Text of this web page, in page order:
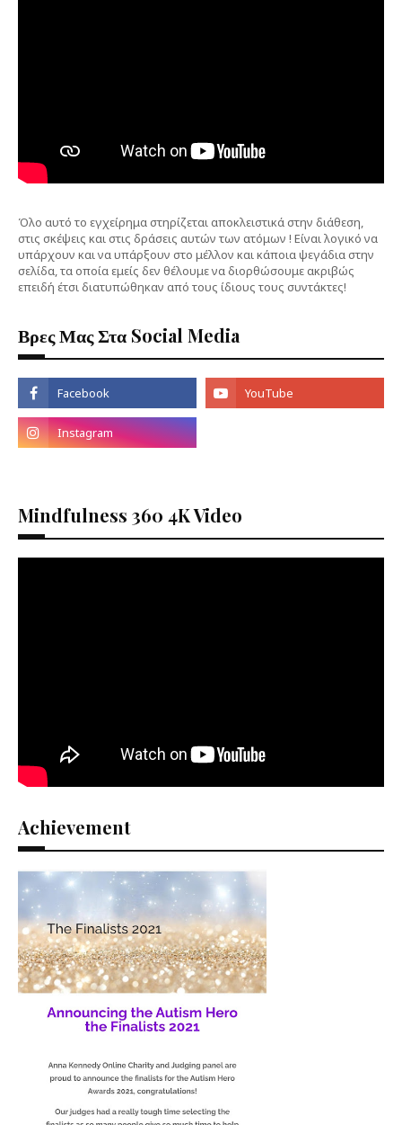
Όλο αυτό το εγχείρημα στηρίζεται αποκλειστικά στην διάθεση,
στις σκέψεις και στις δράσεις αυτών των ατόμων ! Είναι λογικό να
υπάρχουν και να υπάρξουν στο μέλλον και κάποια ψεγάδια στην
σελίδα, τα οποία εμείς δεν θέλουμε να διορθώσουμε ακριβώς
επειδή έτσι διατυπώθηκαν από τους ίδιους τους συντάκτες!
Βρες Μας Στα Social Media
Mindfulness 360 4K Video
Achievement